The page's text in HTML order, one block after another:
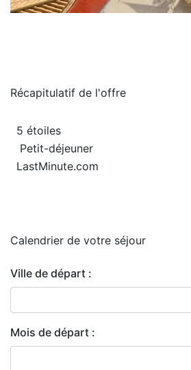
Récapitulatif de l'offre
5 étoiles
Petit-déjeuner
LastMinute.com
Calendrier de votre séjour
Ville de départ :
Mois de départ :